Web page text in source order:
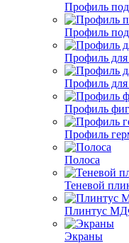
Профиль
Профиль под
Профиль
Профиль для
Профиль
Профиль
Полоса
Теневой
Плинтус
Экраны